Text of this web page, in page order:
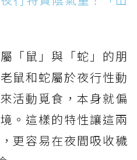
「鼠」與「蛇」的朋
鼠和蛇屬於夜行性動
活動覓食，本身就偏
。這樣的特性讓這兩
更容易在夜間吸收穢